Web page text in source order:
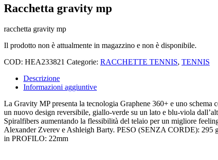
Racchetta gravity mp
racchetta gravity mp
Il prodotto non è attualmente in magazzino e non è disponibile.
COD: HEA233821 Categorie: RACCHETTE TENNIS, TENNIS
Descrizione
Informazioni aggiuntive
La Gravity MP presenta la tecnologia Graphene 360+ e uno schema
un nuovo design reversibile, giallo-verde su un lato e blu-viola
Spiralfibers aumentando la flessibilità del telaio per un migliore
Alexander Zverev e Ashleigh Barty. PESO (SENZA CORDE):
in PROFILO: 22mm